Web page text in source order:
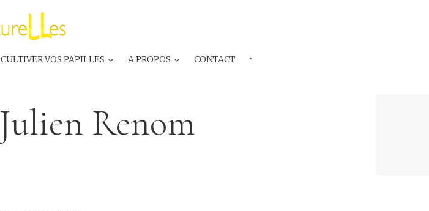
CULTIVER VOS PAPILLES A PROPOS CONTACT ···
Julien Renom